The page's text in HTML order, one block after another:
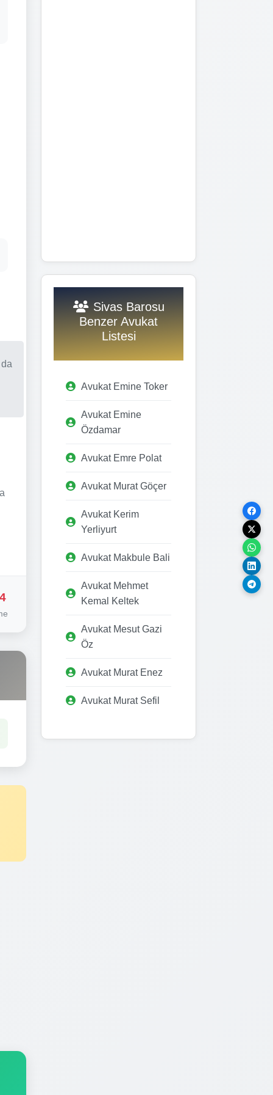
Sivas Barosu
Benzer Avukat
Listesi
Avukat Emine Toker
Avukat Emine
Özdamar
Avukat Emre Polat
Avukat Murat Göçer
Avukat Kerim
Yerliyurt
Avukat Makbule Bali
Avukat Mehmet
Kemal Keltek
Avukat Mesut Gazi
Öz
Avukat Murat Enez
Avukat Murat Sefil